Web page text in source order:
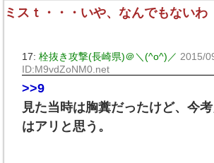
ミスｔ・・・いや、なんでもないわ
17: 栓抜き攻撃(長崎県)＠＼(^o^)／ 2015/
ID:M9vdZoNM0.net
>>9
見た当時は胸糞だったけど、今
はアリと思う。